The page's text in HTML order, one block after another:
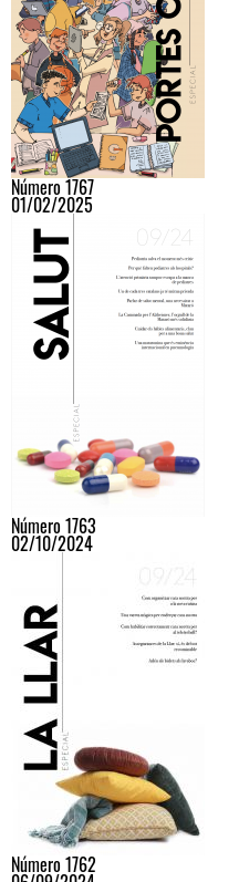
Número 1767
01/02/2025
Número 1763
02/10/2024
Número 1762